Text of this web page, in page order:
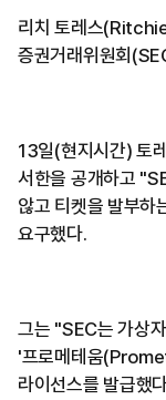
리치 토레스
증권거래위원회
13일(현지시간) 토
서한을 공개하고
않고 티켓을 발부하
요구했다.
그는 "SEC는 가상
'프로메테움
라이선스를 발급했